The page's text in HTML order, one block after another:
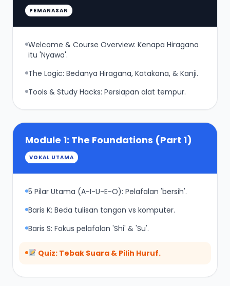
PEMANASAN
Welcome & Course Overview: Kenapa Hiragana
itu 'Nyawa'.
The Logic: Bedanya Hiragana, Katakana, & Kanji.
Tools & Study Hacks: Persiapan alat tempur.
Module 1: The Foundations (Part 1)
VOKAL UTAMA
5 Pilar Utama (A-I-U-E-O): Pelafalan 'bersih'.
Baris K: Beda tulisan tangan vs komputer.
Baris S: Fokus pelafalan 'Shi' & 'Su'.
Quiz: Tebak Suara & Pilih Huruf.